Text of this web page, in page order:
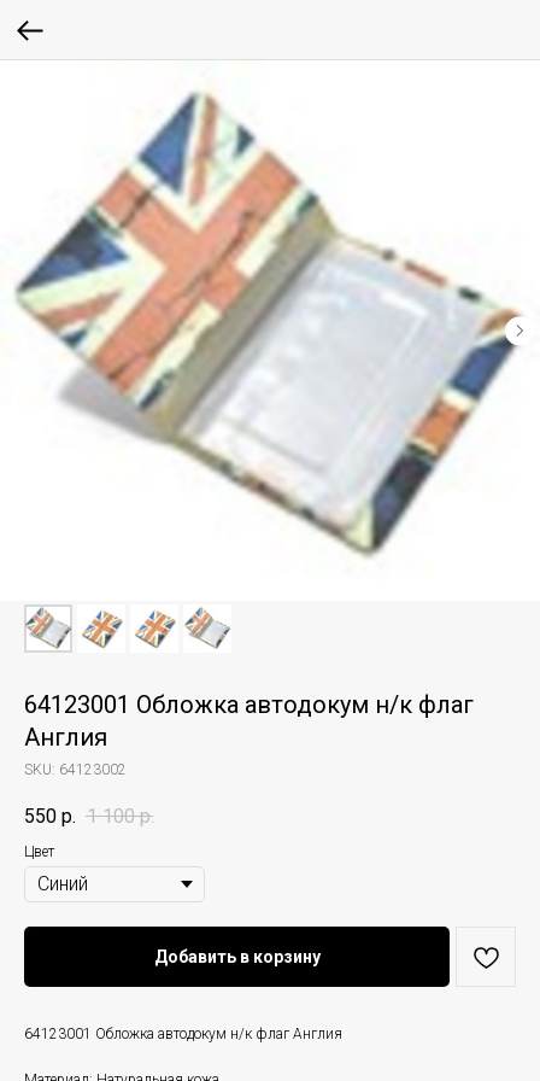
64123001 Обложка автодокум н/к флаг
Англия
SKU: 64123002
550 р. 1 100 р.
Цвет
Добавить в корзину
64123001 Обложка автодокум н/к флаг Англия